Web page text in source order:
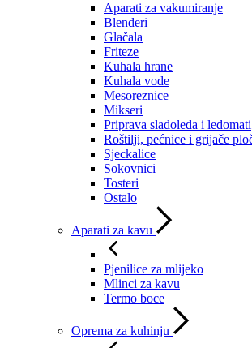
Aparati za vakumiranje
Blenderi
Glačala
Friteze
Kuhala hrane
Kuhala vode
Mesoreznice
Mikseri
Priprava sladoleda i ledomati
Roštilji, pećnice i grijače
Sjeckalice
Sokovnici
Tosteri
Ostalo
Aparati za kavu
Pjenilice za mlijeko
Mlinci za kavu
Termo boce
Oprema za kuhinju